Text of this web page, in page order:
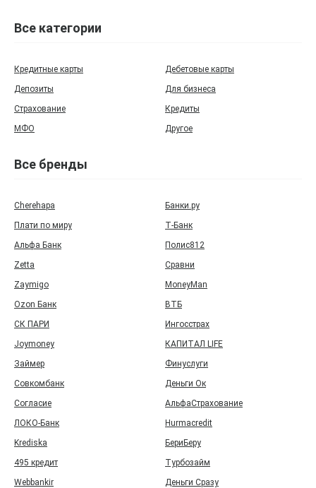
Все категории
Кредитные карты
Дебетовые карты
Депозиты
Для бизнеса
Страхование
Кредиты
МФО
Другое
Все бренды
Cherehapa
Банки.ру
Плати по миру
Т‑Банк
Альфа Банк
Полис812
Zetta
Сравни
Zaymigo
MoneyMan
Ozon Банк
ВТБ
СК ПАРИ
Ингосстрах
Joymoney
КАПИТАЛ LIFE
Займер
Финуслуги
Совкомбанк
Деньги Ок
Согласие
АльфаСтрахование
ЛОКО-Банк
Hurmacredit
Krediska
БериБеру
495 кредит
Турбозайм
Webbankir
Деньги Сразу